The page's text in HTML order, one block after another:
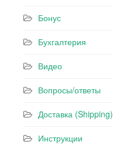
Бонус
Бухгалтерия
Видео
Вопросы/ответы
Доставка (Shipping)
Инструкции